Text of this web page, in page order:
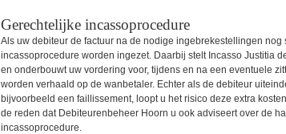
Gerechtelijke incassoprocedure
Als uw debiteur de factuur na de nodige ingebrekestellingen
incassoprocedure worden ingezet. Daarbij stelt Incasso Justitia
en onderbouwt uw vordering voor, tijdens en na een eventuele
worden verhaald op de wanbetaler. Echter als de debiteur
bijvoorbeeld een faillissement, loopt u het risico deze extra
de reden dat Debiteurenbeheer Hoorn u ook adviseert over de
incassoprocedure.